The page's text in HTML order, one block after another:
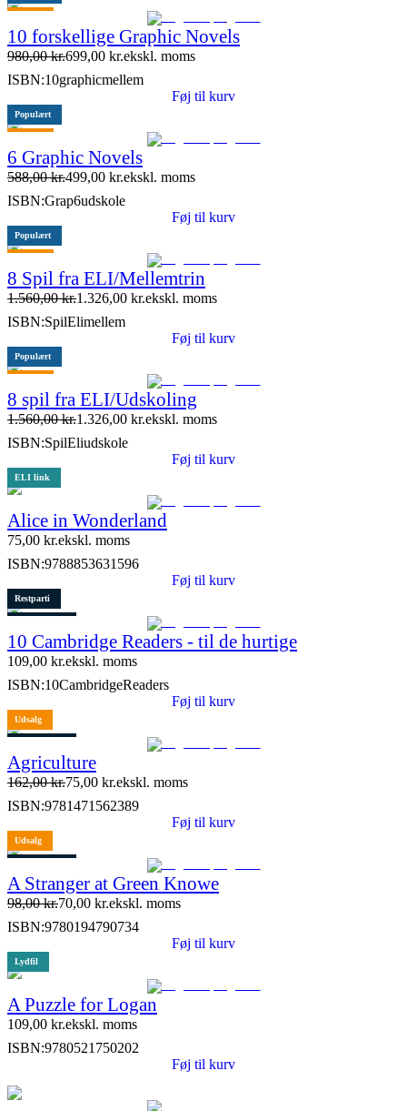
10 stk. tilbage
10 forskellige Graphic Novels
980,00kr.699,00 kr.ekskl. moms
ISBN:10graphicmellem
Føj til kurv
Populært
6 Graphic Novels
588,00kr.499,00 kr.ekskl. moms
ISBN:Grap6udskole
Føj til kurv
Populært
8 Spil fra ELI/Mellemtrin
1.560,00kr.1.326,00 kr.ekskl. moms
ISBN:SpilElimellem
Føj til kurv
Populært
8 spil fra ELI/Udskoling
1.560,00kr.1.326,00 kr.ekskl. moms
ISBN:SpilEliudskole
Føj til kurv
ELI link
Alice in Wonderland
75,00 kr.ekskl. moms
ISBN:9788853631596
Føj til kurv
Restparti
Lydfil
10 Cambridge Readers - til de hurtige
109,00 kr.ekskl. moms
ISBN:10CambridgeReaders
Føj til kurv
Udsalg
Agriculture
162,00kr.75,00 kr.ekskl. moms
ISBN:9781471562389
Føj til kurv
Udsalg
A Stranger at Green Knowe
98,00kr.70,00 kr.ekskl. moms
ISBN:9780194790734
Føj til kurv
Lydfil
A Puzzle for Logan
109,00 kr.ekskl. moms
ISBN:9780521750202
Føj til kurv